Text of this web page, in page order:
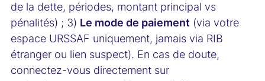
de la dette, périodes, montant principal vs
pénalités) ; 3) Le mode de paiement (via votre
espace URSSAF uniquement, jamais via RIB
étranger ou lien suspect). En cas de doute,
connectez-vous directement sur